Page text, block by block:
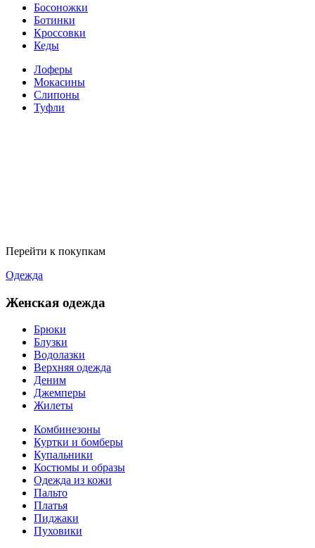
Босоножки
Ботинки
Кроссовки
Кеды
Лоферы
Мокасины
Слипоны
Туфли
Перейти к покупкам
Одежда
Женская одежда
Брюки
Блузки
Водолазки
Верхняя одежда
Деним
Джемперы
Жилеты
Комбинезоны
Куртки и бомберы
Купальники
Костюмы и образы
Одежда из кожи
Пальто
Платья
Пиджаки
Пуховики